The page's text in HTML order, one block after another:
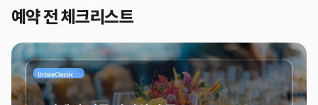
예약 전 체크리스트